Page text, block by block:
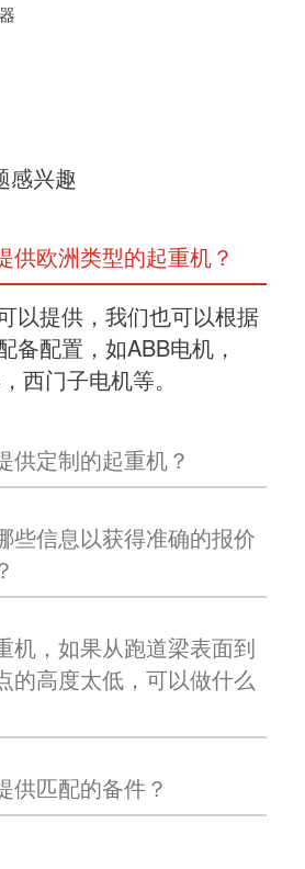
感兴趣
供欧洲类型的起重机？
以提供，我们也可以根据
备配置，如ABB电机，
西门子电机等。
供定制的起重机？
些信息以获得准确的报价
机，如果从跑道梁表面到
的高度太低，可以做什么
供匹配的备件？